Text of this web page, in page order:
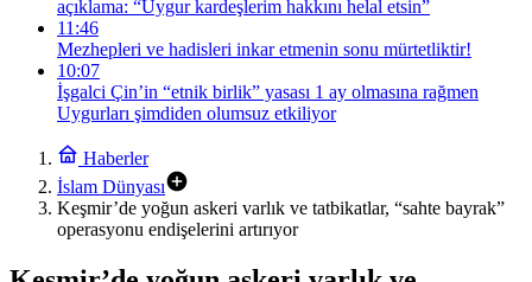
açıklama: “Uygur kardeşlerim hakkını helal etsin”
11:46
Mezhepleri ve hadisleri inkar etmenin sonu mürtetliktir!
10:07
İşgalci Çin’in “etnik birlik” yasası 1 ay olmasına rağmen
Uygurları şimdiden olumsuz etkiliyor
Haberler
İslam Dünyası
Keşmir’de yoğun askeri varlık ve tatbikatlar, “sahte bayrak”
operasyonu endişelerini artırıyor